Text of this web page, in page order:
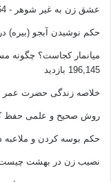
عشق زن به غیر شوهر - 280,264 بازدید
حکم نوشیدن آبجو (بیره)
میانمار کجاست؟ چگونه
196,145 بازدید
خلاصه زندگی حضرت عمر
روش صحیح و علمی حفظ
حکم بوسه کردن و ملاعبه
نصیب زن در بهشت